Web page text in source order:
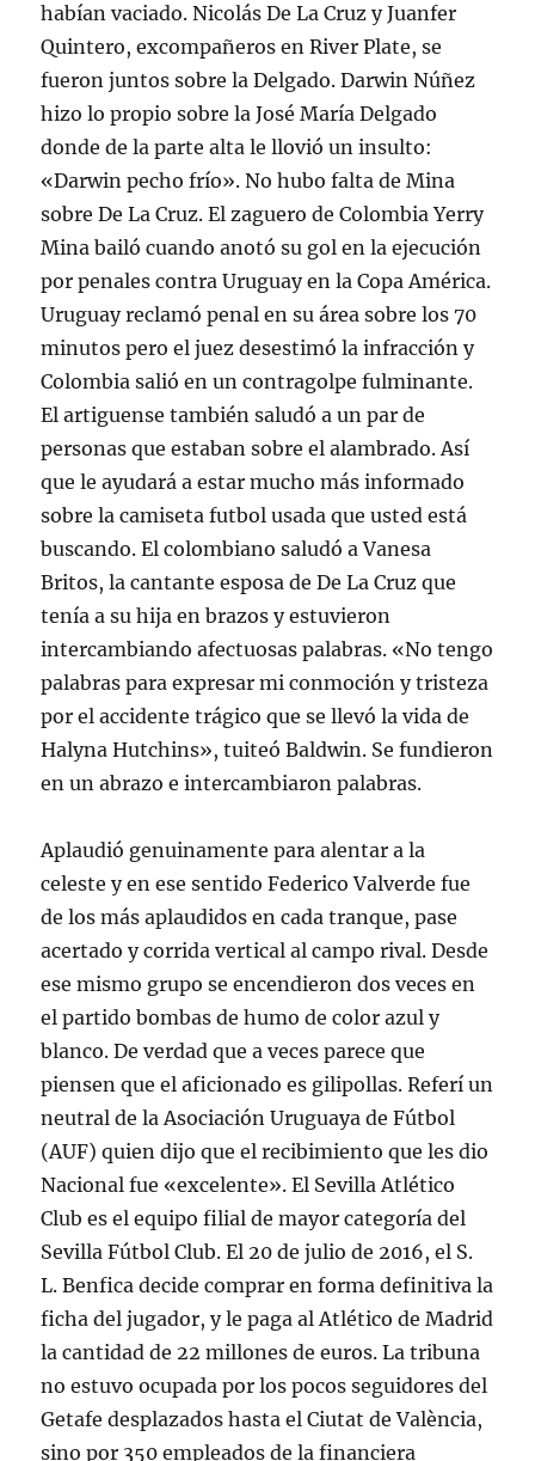
habían vaciado. Nicolás De La Cruz y Juanfer
Quintero, excompañeros en River Plate, se
fueron juntos sobre la Delgado. Darwin Núñez
hizo lo propio sobre la José María Delgado
donde de la parte alta le llovió un insulto:
«Darwin pecho frío». No hubo falta de Mina
sobre De La Cruz. El zaguero de Colombia Yerry
Mina bailó cuando anotó su gol en la ejecución
por penales contra Uruguay en la Copa América.
Uruguay reclamó penal en su área sobre los 70
minutos pero el juez desestimó la infracción y
Colombia salió en un contragolpe fulminante.
El artiguense también saludó a un par de
personas que estaban sobre el alambrado. Así
que le ayudará a estar mucho más informado
sobre la camiseta futbol usada que usted está
buscando. El colombiano saludó a Vanesa
Britos, la cantante esposa de De La Cruz que
tenía a su hija en brazos y estuvieron
intercambiando afectuosas palabras. «No tengo
palabras para expresar mi conmoción y tristeza
por el accidente trágico que se llevó la vida de
Halyna Hutchins», tuiteó Baldwin. Se fundieron
en un abrazo e intercambiaron palabras.
Aplaudió genuinamente para alentar a la
celeste y en ese sentido Federico Valverde fue
de los más aplaudidos en cada tranque, pase
acertado y corrida vertical al campo rival. Desde
ese mismo grupo se encendieron dos veces en
el partido bombas de humo de color azul y
blanco. De verdad que a veces parece que
piensen que el aficionado es gilipollas. Referí un
neutral de la Asociación Uruguaya de Fútbol
(AUF) quien dijo que el recibimiento que les dio
Nacional fue «excelente». El Sevilla Atlético
Club es el equipo filial de mayor categoría del
Sevilla Fútbol Club. El 20 de julio de 2016, el S.
L. Benfica decide comprar en forma definitiva la
ficha del jugador, y le paga al Atlético de Madrid
la cantidad de 22 millones de euros. La tribuna
no estuvo ocupada por los pocos seguidores del
Getafe desplazados hasta el Ciutat de València,
sino por 350 empleados de la financiera